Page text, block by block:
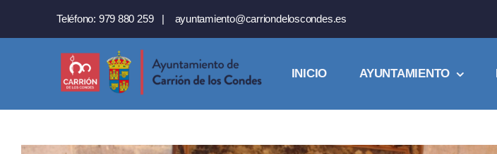
Teléfono: 979 880 259 | ayuntamiento@carriondeloscondes.es
INICIO AYUNTAMIENTO